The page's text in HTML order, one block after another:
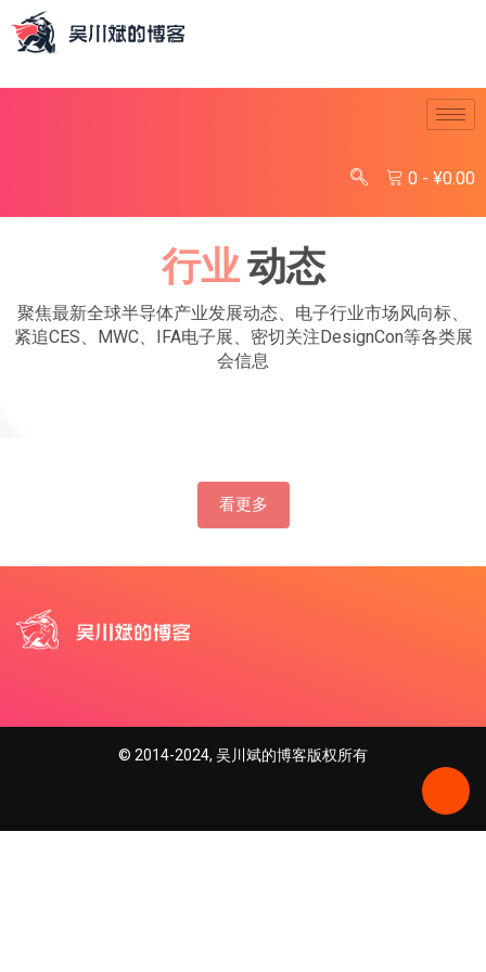
0 - ¥0.00
行业动态
聚焦最新全球半导体产业发展动态、电子行业市场风向标、
紧追CES、MWC、IFA电子展、密切关注DesignCon等各类展
会信息
看更多
© 2014-2024, 吴川斌的博客版权所有